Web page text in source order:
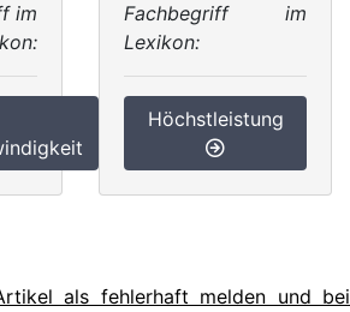
im
Fachbegriff im
Lexikon:
Höchstleistung
als fehlerhaft melden und bei